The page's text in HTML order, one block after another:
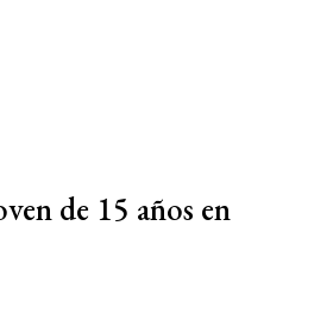
de 15 años en